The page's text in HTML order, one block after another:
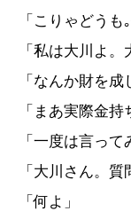
「こりゃどう
「私は大川よ。
「なんか財を成
「まあ実際金
「一度は言って
「大川さん。質
「何よ」